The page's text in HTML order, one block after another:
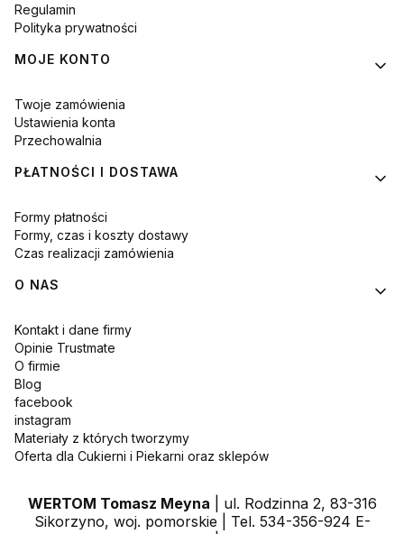
Regulamin
Polityka prywatności
MOJE KONTO
Twoje zamówienia
Ustawienia konta
Przechowalnia
PŁATNOŚCI I DOSTAWA
Formy płatności
Formy, czas i koszty dostawy
Czas realizacji zamówienia
O NAS
Kontakt i dane firmy
Opinie Trustmate
O firmie
Blog
facebook
instagram
Materiały z których tworzymy
Oferta dla Cukierni i Piekarni oraz sklepów
WERTOM Tomasz Meyna | ul. Rodzinna 2, 83-316
Sikorzyno, woj. pomorskie | Tel. 534-356-924 E-